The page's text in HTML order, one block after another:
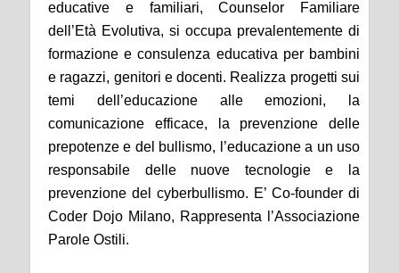
educative e familiari, Counselor Familiare
dell’Età Evolutiva, si occupa prevalentemente di
formazione e consulenza educativa per bambini
e ragazzi, genitori e docenti. Realizza progetti sui
temi dell’educazione alle emozioni, la
comunicazione efficace, la prevenzione delle
prepotenze e del bullismo, l’educazione a un uso
responsabile delle nuove tecnologie e la
prevenzione del cyberbullismo. E’ Co-founder di
Coder Dojo Milano, Rappresenta l’Associazione
Parole Ostili.